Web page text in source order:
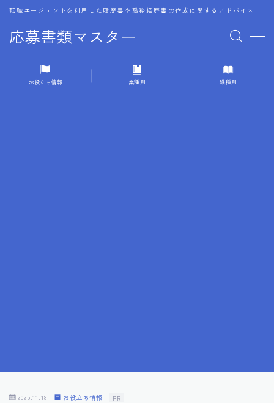
応募書類マスター
転職エージェントを利用した履歴書や職務経歴書の作成に関するアドバイス
MENU
1.履歴書のゴールデンルール
10.面接官に好印象を与える方法
お役立ち情報 業種別 職種別
2025.11.18 お役立ち情報 PR